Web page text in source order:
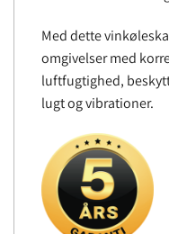
Med dette
omgivelser med
luftfugtighed,
lugt og vibrationer.